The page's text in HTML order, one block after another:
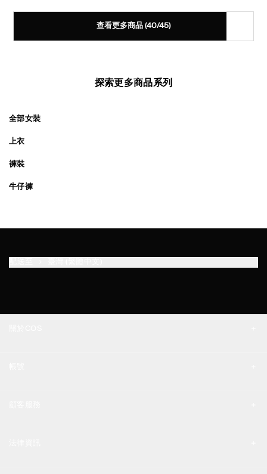
查看更多商品 (40/45)
探索更多商品系列
全部女裝
上衣
褲裝
牛仔褲